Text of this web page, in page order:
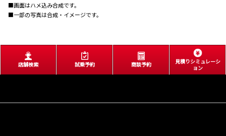
■画面はハメ込み合成です。
■一部の写真は合成・イメージです。
店舗検索 試乗予約 商談予約
見積りシミュレーシ
ョン